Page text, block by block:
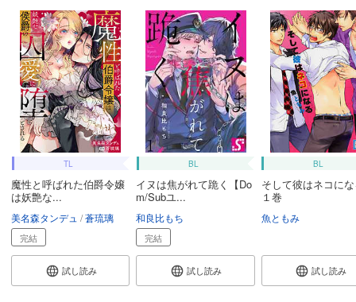
TL
魔性と呼ばれた伯爵令嬢
は妖艶な...
美名森タンデュ 蒼琉璃
完結
試し読み
BL
イヌは焦がれて跪く【Do
m/Subユ...
和良比もち
完結
試し読み
BL
そして彼はネコに
１巻
魚ともみ
試し読み